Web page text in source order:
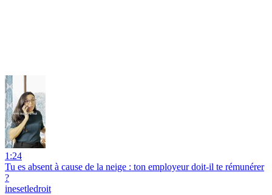
1:24
Tu es absent à cause de la neige : ton employeur doit-il te rémunérer
?
inesetledroit